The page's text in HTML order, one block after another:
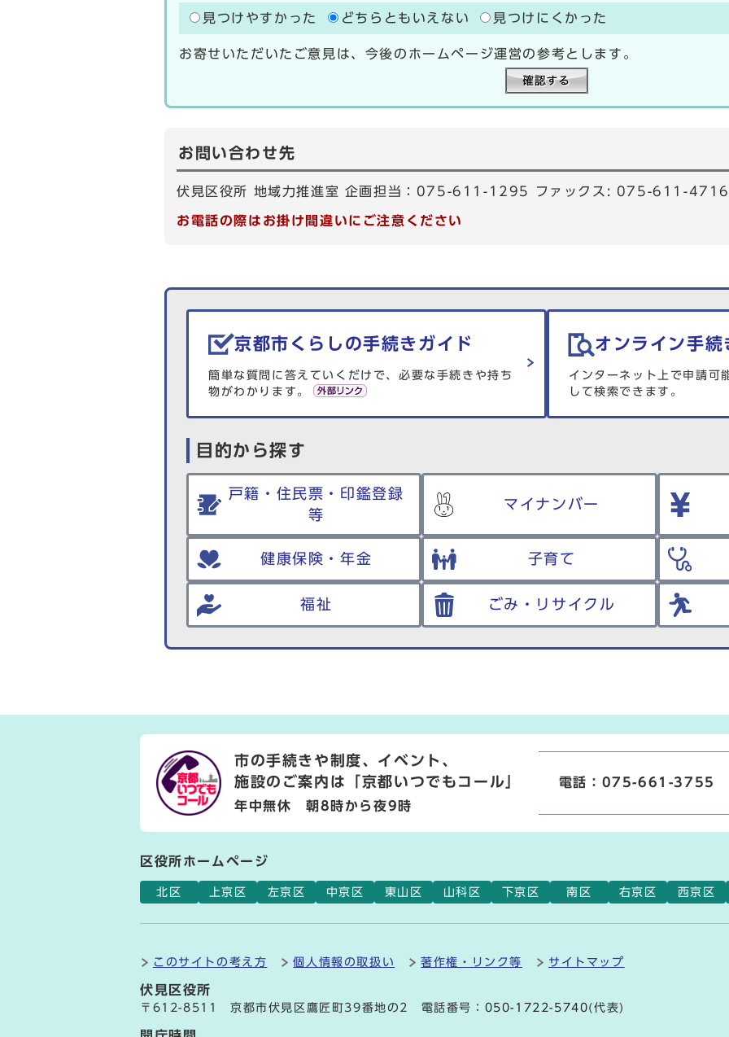
見つけやすかった どちらともいえない 見つけにくかった
お寄せいただいたご意見は、今後のホームページ運営の参考とします。
お問い合わせ先
伏見区役所 地域力推進室 企画担当：075-611-1295 ファックス: 075-611-4716
お電話の際はお掛け間違いにご注意ください
生活情報を探す
京都市くらしの手続きガイド
簡単な質問に答えていくだけで、必要な手続きや持ち
物がわかります。
オンライン手続
インターネット上で申請可
して検索できます。
目的から探す
戸籍・住民票・印鑑登録
等
マイナンバー
健康保険・年金 子育て
福祉 ごみ・リサイクル
市の手続きや制度、イベント、
施設のご案内は
「京都いつでもコール」
年中無休 朝8時から夜9時
電話：075-661-3755
区役所ホームページ
北区 上京区 左京区 中京区 東山区 山科区 下京区 南区 右京区 西京区
このサイトの考え方 個人情報の取扱い 著作権・リンク等 サイトマップ
伏見区役所
〒612-8511 京都市伏見区鷹匠町39番地の2 電話番号： 050-1722-5740(代表)